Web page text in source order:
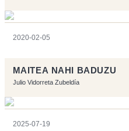
2020-02-05
MAITEA NAHI BADUZU
Julio Vidorreta Zubeldía
2025-07-19